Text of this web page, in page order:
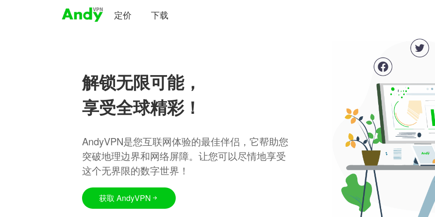
定价 下载
解锁无限可能，
享受全球精彩！
AndyVPN是您互联网体验的最佳伴侣，它帮助您
突破地理边界和网络屏障。让您可以尽情地享受
这个无界限的数字世界！
获取 AndyVPN